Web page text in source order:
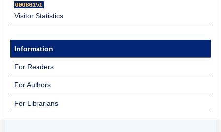
Visitor Statistics
Information
For Readers
For Authors
For Librarians